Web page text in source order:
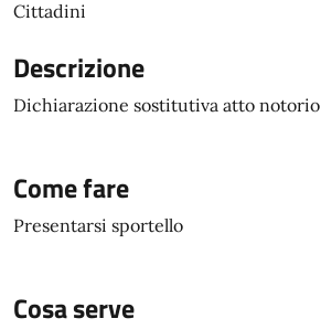
Cittadini
Descrizione
Dichiarazione sostitutiva atto notorio
Come fare
Presentarsi sportello
Cosa serve